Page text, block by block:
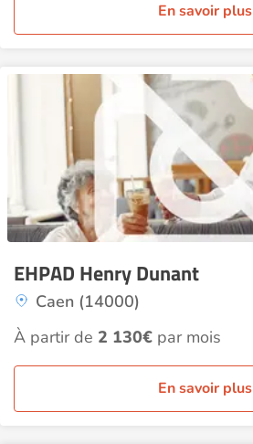
En savoir plus
EHPAD Henry Dunant
Caen (14000)
À partir de 2 130€ par mois
En savoir plus